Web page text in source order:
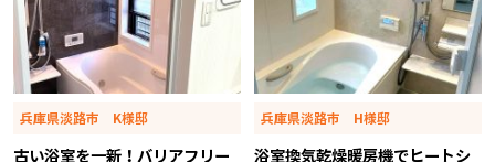
兵庫県淡路市 K様邸
古い浴室を一新！バリアフリー
兵庫県淡路市 H様邸
浴室換気乾燥暖房機でヒートシ